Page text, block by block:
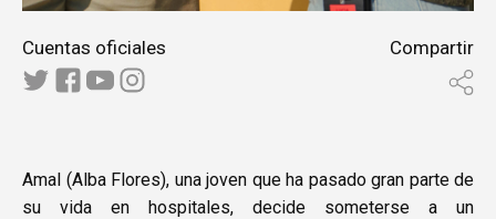
Cuentas oficiales Compartir
Amal (Alba Flores), una joven que ha pasado gran parte de
su vida en hospitales, decide someterse a un